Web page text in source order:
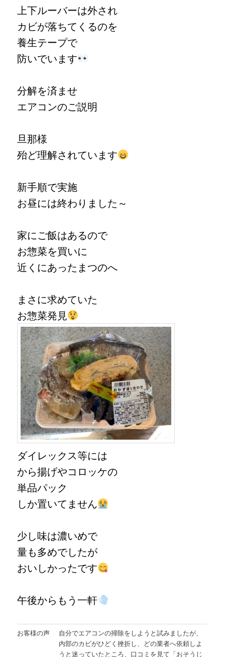
上下ルーバーは外され
カビが落ちてくるのを
養生テープで
防いでいます
分解を済ませ
エアコンのご説明
旦那様
殆ど理解されています
新手順で実施
お昼には終わりました～
家にご飯はあるので
お惣菜を買いに
近くにあったまつのへ
まさに求めていた
お惣菜発見
ダイレックス等には
から揚げやコロッケの
単品パック
しか置いてません
少し味は濃いめで
量も多めでしたが
おいしかったです
午後からもう一軒
お客様の声
自分でエアコンの掃除をしようと試みましたが、
内部のカビがひどく挫折し、どの業者へ依頼しよ
うと迷っていたところ、口コミを見て「おそうじ